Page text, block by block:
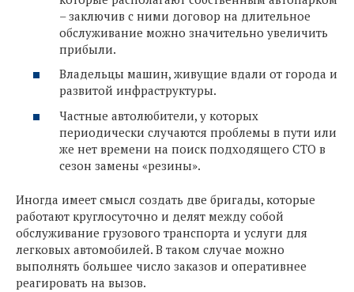
– заключив с ними договор на длительное
обслуживание можно значительно увеличить
прибыли.
Владельцы машин, живущие вдали от города и
развитой инфраструктуры.
Частные автолюбители, у которых
периодически случаются проблемы в пути или
же нет времени на поиск подходящего СТО в
сезон замены «резины».
Иногда имеет смысл создать две бригады, которые
работают круглосуточно и делят между собой
обслуживание грузового транспорта и услуги для
легковых автомобилей. В таком случае можно
выполнять большее число заказов и оперативнее
реагировать на вызов.